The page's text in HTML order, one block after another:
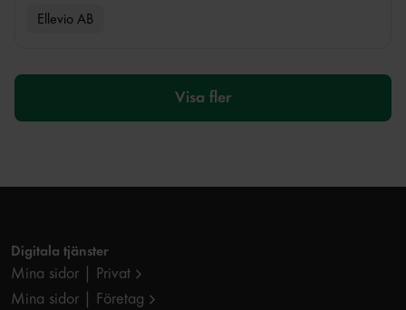
Ellevio AB
Visa fler
Digitala tjänster
Mina sidor | Privat
Mina sidor | Företag